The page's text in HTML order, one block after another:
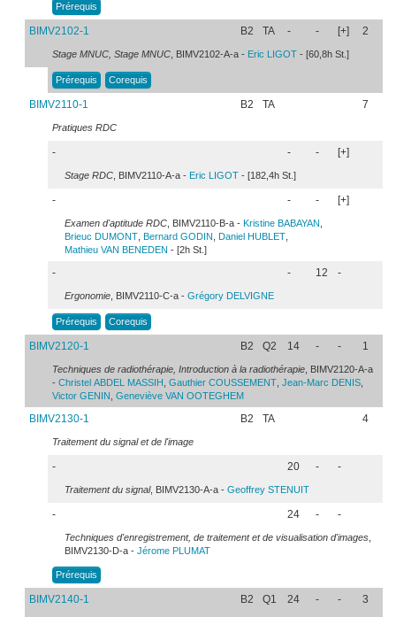
Prérequis
BIMV2102-1 B2 TA - - [+] 2
Stage MNUC, Stage MNUC , BIMV2102-A-a - Eric LIGOT - [60,8h St.]
Prérequis Corequis
BIMV2110-1 B2 TA 7
Pratiques RDC
- - - [+]
Stage RDC , BIMV2110-A-a - Eric LIGOT - [182,4h St.]
- - - [+]
Examen d'aptitude RDC , BIMV2110-B-a - Kristine BABAYAN
Brieuc DUMONT Bernard GODIN Daniel HUBLET
Mathieu VAN BENEDEN - [2h St.]
- - 12 -
Ergonomie , BIMV2110-C-a - Grégory DELVIGNE
Prérequis Corequis
BIMV2120-1 B2 Q2 14 - - 1
Techniques de radiothérapie, Introduction à la radiothérapie , BIMV2120-A-a
- Christel ABDEL MASSIH Gauthier COUSSEMENT Jean-Marc DENIS
Victor GENIN Geneviève VAN OOTEGHEM
BIMV2130-1 B2 TA 4
Traitement du signal et de l'image
- 20 - -
Traitement du signal, BIMV2130-A-a - Geoffrey STENUIT
- 24 - -
Techniques d'enregistrement, de traitement et de visualisation d'images
BIMV2130-D-a - Jérome PLUMAT
Prérequis
BIMV2140-1 B2 Q1 24 - - 3